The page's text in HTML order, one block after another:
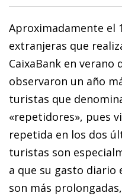
Aproximadamente el
extranjeras que
CaixaBank en verano
observaron un año
turistas que
«repetidores», pues
repetida en los dos
turistas son
a que su gasto diario
son más